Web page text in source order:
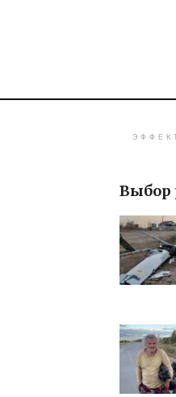
Выбор